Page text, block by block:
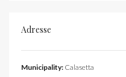
Adresse
Municipality: Calasetta